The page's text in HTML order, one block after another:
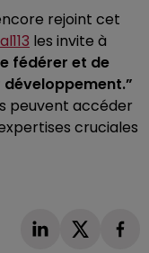
rejoint cet
les invite à
fédérer et de
peuvent accéder
cruciales